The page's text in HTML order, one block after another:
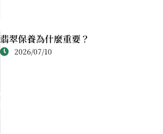
翡翠保養為什麼重要？
2026/07/10